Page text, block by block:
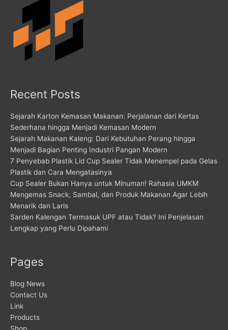
Recent Posts
Sejarah Karton Kemasan Makanan: Perjalanan dari Kertas
Sederhana hingga Menjadi Kemasan Modern
Sejarah Makanan Kaleng: Dari Kebutuhan Perang hingga
Menjadi Bagian Penting Industri Pangan Modern
7 Penyebab Plastik Lid Cup Sealer Tidak Menempel pada Gelas
Plastik dan Cara Mengatasinya
Cup Sealer Bukan Hanya untuk Minuman! Rahasia UMKM
Mengemas Snack, Sambal, dan Produk Makanan Agar Lebih
Menarik dan Laris
Sarden Kalengan Termasuk UPF atau Tidak? Ini Penjelasan
Lengkap yang Perlu Dipahami
Pages
Blog News
Contact Us
Link
Products
Shop